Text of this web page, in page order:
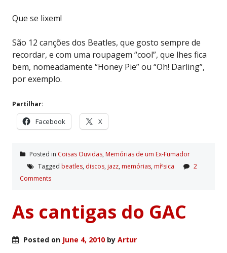
Que se lixem!
São 12 canções dos Beatles, que gosto sempre de
recordar, e com uma roupagem “cool”, que lhes fica
bem, nomeadamente “Honey Pie” ou “Oh! Darling”,
por exemplo.
Partilhar:
Facebook X
Posted in Coisas Ouvidas, Memórias de um Ex-Fumador
Tagged beatles, discos, jazz, memórias, míºsica
2
Comments
As cantigas do GAC
Posted on June 4, 2010 by Artur